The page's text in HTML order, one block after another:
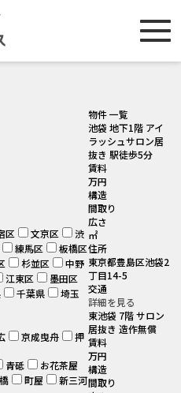
区 文京区
渋
練馬区
板橋区
杉並区
中野
江東区
墨田区
千葉県
埼玉
京成曳舟
押
青砥
お花茶屋
町屋
新三河
物件 一覧
池袋 地下1階 アイ
ラッシュサロン居
抜き 駅徒歩5分
賃料
万円
構造
間取り
広さ
㎡
住所
東京都豊島区池袋2
丁目14-5
交通
詳細を見る
東池袋 7階 サロン
居抜き 造作無償
賃料
万円
構造
間取り